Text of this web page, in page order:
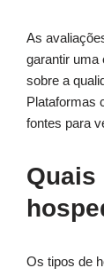
As
garantir uma
sobre a
Plataformas
fontes para
Quais
Os tipos de